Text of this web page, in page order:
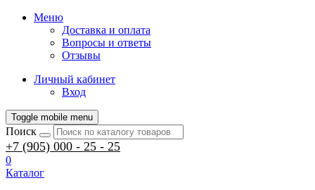
Меню
Доставка и оплата
Вопросы и ответы
Отзывы
Личный кабинет
Вход
Toggle mobile menu
Поиск
+7 (905) 000 - 25 - 25
0
Каталог